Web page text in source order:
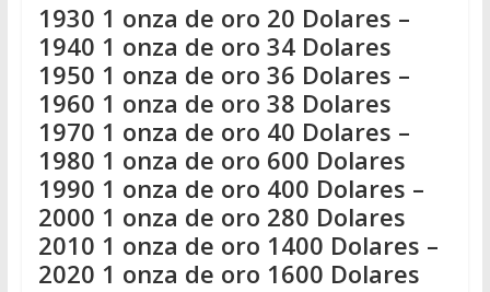
1930 1 onza de oro 20 Dolares –
1940 1 onza de oro 34 Dolares
1950 1 onza de oro 36 Dolares –
1960 1 onza de oro 38 Dolares
1970 1 onza de oro 40 Dolares –
1980 1 onza de oro 600 Dolares
1990 1 onza de oro 400 Dolares –
2000 1 onza de oro 280 Dolares
2010 1 onza de oro 1400 Dolares –
2020 1 onza de oro 1600 Dolares